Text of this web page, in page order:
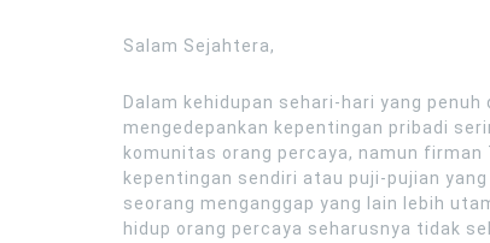
Salam Sejahtera,
Dalam kehidupan sehari-hari yang
mengedepankan kepentingan pribadi
komunitas orang percaya, namun firman
kepentingan sendiri atau puji-pujian
seorang menganggap yang lain lebih
hidup orang percaya seharusnya tidak